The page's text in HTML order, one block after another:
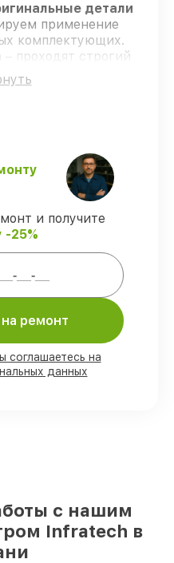
детали
применение
комплектующих.
– проходят строгий
качество
– все
до 3 лет.
с возможностью
готовы к
остальные
Infratech и
и получите
-25%
ремонт
соглашаетесь на
данных
с нашим
Infratech в